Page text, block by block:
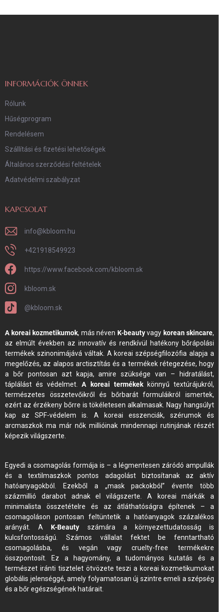
INFORMÁCIÓK ÖNNEK
Rólunk
Hűségprogram
Rendelésem
Szállítási és fizetési lehetőségek
Általános szerződési feltételek
Adatvédelmi szabályzat
KAPCSOLAT
info@kbloom.hu
+421918549923
https://www.facebook.com/kbloom.sk
kbloom.sk
@kbloom.sk
A koreai kozmetikumok, más néven K-beautyvagy korean skincare,
az elmúlt években az innovatív és rendkívül hatékony bőrápolási
termékek szinonimájává váltak. A koreai szépségfilozófia alapja a
megelőzés, az alapos arctisztítás és a termékek rétegezése, hogy
a bőr pontosan azt kapja, amire szüksége van – hidratálást,
táplálást és védelmet.A koreai termékekkönnyű textúrájukról,
természetes összetevőikről és bőrbarát formuláikról ismertek,
ezért az érzékeny bőrre is tökéletesen alkalmasak. Nagy hangsúlyt
kap az SPF-védelem is. A koreai esszenciák, szérumok és
arcmaszkok ma már nők millióinak mindennapi rutinjának részét
képezik világszerte.
Egyedi a csomagolás formája is – a légmentesen záródó ampullák
és a textilmaszkok pontos adagolást biztosítanak az aktív
hatóanyagokból. Ezekből a „mask packokból” évente több
százmillió darabot adnak el világszerte. A koreai márkák a
minimalista összetételre és az átláthatóságra építenek – a
csomagoláson pontosan feltüntetik a hatóanyagok százalékos
arányát. A K-Beauty számára a környezettudatosság is
kulcsfontosságú. Számos vállalat fektet be fenntartható
csomagolásba, és vegán vagy cruelty-free termékekre
összpontosít. Ez a hagyomány, a tudományos kutatás és a
természet iránti tisztelet ötvözete teszi a koreai kozmetikumokat
globális jelenséggé, amely folyamatosan új szintre emeli a szépség
és a bőr egészségének határait.